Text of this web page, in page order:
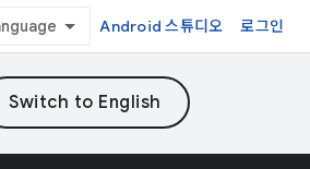
Android 스튜디오 로그인